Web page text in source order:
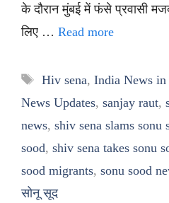
के दौरान मुंबई में फंसे प्रवासी
लिए … Read more
Tags
Hiv sena, India News
News Updates, sanjay raut,
news, shiv sena slams sonu
sood, shiv sena takes sonu
sood migrants, sonu sood
सोनू सूद